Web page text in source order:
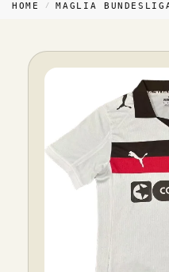
HOME / MAGLIA